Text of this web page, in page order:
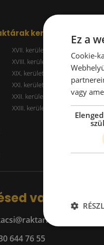
kerületenként
XVII. kerület
XVIII. kerület
XIX. kerület
XXI. kerület
XXII. kerület
XXIII. kerület
van?
644 76 55
Ez a
Cookie-
vagy